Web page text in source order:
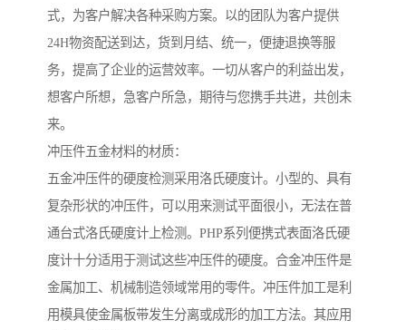
式，为客户解决各种采购方案。以的团队为客户提供
24H物资配送到达，货到月结、统一，便捷退换等服
务，提高了企业的运营效率。一切从客户的利益出发，
想客户所想，急客户所急，期待与您携手共进，共创未
来。
冲压件五金材料的材质：
五金冲压件的硬度检测采用洛氏硬度计。小型的、具有
复杂形状的冲压件，可以用来测试平面很小，无法在普
通台式洛氏硬度计上检测。PHP系列便携式表面洛氏硬
度计十分适用于测试这些冲压件的硬度。合金冲压件是
金属加工、机械制造领域常用的零件。冲压件加工是利
用模具使金属板带发生分离或成形的加工方法。其应用